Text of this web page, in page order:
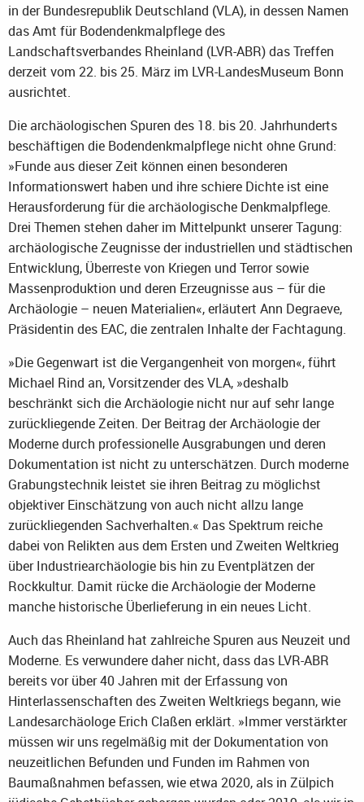
in der Bundesrepublik Deutschland (VLA), in dessen Namen
das Amt für Bodendenkmalpflege des
Landschaftsverbandes Rheinland (LVR-ABR) das Treffen
derzeit vom 22. bis 25. März im LVR-LandesMuseum Bonn
ausrichtet.
Die archäologischen Spuren des 18. bis 20. Jahrhunderts
beschäftigen die Bodendenkmalpflege nicht ohne Grund:
»Funde aus dieser Zeit können einen besonderen
Informationswert haben und ihre schiere Dichte ist eine
Herausforderung für die archäologische Denkmalpflege.
Drei Themen stehen daher im Mittelpunkt unserer Tagung:
archäologische Zeugnisse der industriellen und städtischen
Entwicklung, Überreste von Kriegen und Terror sowie
Massenproduktion und deren Erzeugnisse aus – für die
Archäologie – neuen Materialien«, erläutert Ann Degraeve,
Präsidentin des EAC, die zentralen Inhalte der Fachtagung.
»Die Gegenwart ist die Vergangenheit von morgen«, führt
Michael Rind an, Vorsitzender des VLA, »deshalb
beschränkt sich die Archäologie nicht nur auf sehr lange
zurückliegende Zeiten. Der Beitrag der Archäologie der
Moderne durch professionelle Ausgrabungen und deren
Dokumentation ist nicht zu unterschätzen. Durch moderne
Grabungstechnik leistet sie ihren Beitrag zu möglichst
objektiver Einschätzung von auch nicht allzu lange
zurückliegenden Sachverhalten.« Das Spektrum reiche
dabei von Relikten aus dem Ersten und Zweiten Weltkrieg
über Industriearchäologie bis hin zu Eventplätzen der
Rockkultur. Damit rücke die Archäologie der Moderne
manche historische Überlieferung in ein neues Licht.
Auch das Rheinland hat zahlreiche Spuren aus Neuzeit und
Moderne. Es verwundere daher nicht, dass das LVR-ABR
bereits vor über 40 Jahren mit der Erfassung von
Hinterlassenschaften des Zweiten Weltkriegs begann, wie
Landesarchäologe Erich Claßen erklärt. »Immer verstärkter
müssen wir uns regelmäßig mit der Dokumentation von
neuzeitlichen Befunden und Funden im Rahmen von
Baumaßnahmen befassen, wie etwa 2020, als in Zülpich